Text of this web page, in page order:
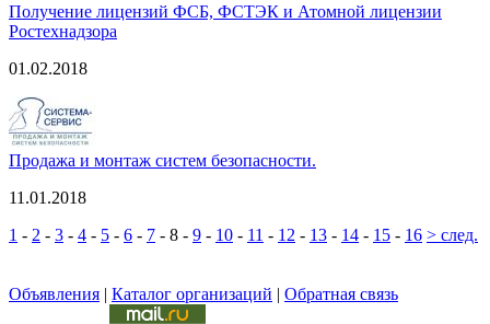
Получение лицензий ФСБ, ФСТЭК и Атомной лицензии
Ростехнадзора
01.02.2018
Продажа и монтаж систем безопасности.
11.01.2018
1 - 2 - 3 - 4 - 5 - 6 - 7 - 8 - 9 - 10 - 11 - 12 - 13 - 14 - 15 - 16 > след.
Объявления | Каталог организаций | Обратная связь